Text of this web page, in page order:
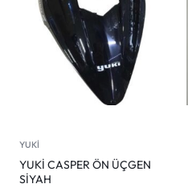
YUKİ
YUKİ CASPER ÖN ÜÇGEN
SİYAH